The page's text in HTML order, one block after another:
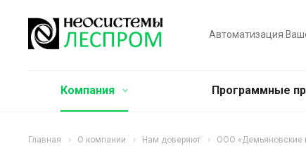
Автоматизация
Компания Программные
Главная О компании Нам доверяют ООО «Демьяновские